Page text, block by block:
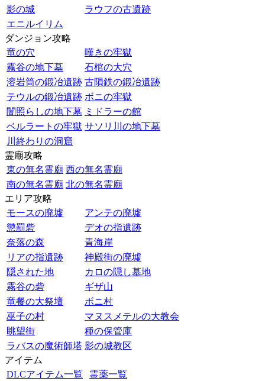
影の城
ラウフの古遺跡
エニルイリム
ダンジョン攻略
竜の穴
嘆きの牢獄
霧谷の地下墓
石棺の大穴
溶岩筒の鍛冶遺跡 古隕鉄の鍛冶遺跡
テウルの鍛冶遺跡 ボニの牢獄
闇照らしの地下墓 ミドラーの館
ベルラートの牢獄 サソリ川の地下墓
川終わりの洞窟
霊廟攻略
東の無名霊廟 西の無名霊廟
南の無名霊廟 北の無名霊廟
エリア攻略
モースの廃墟
アンテの廃墟
懲罰砦
デオの指遺跡
奈落の森
青海岸
リアの指遺跡
神殿街の廃墟
隠された地
カロの隠し墓地
霧谷の砦
ギザ山
竜餐の大祭壇
ボニ村
巫子の村
マヌスメテルの大教会
眺望街
種の保管庫
ラバスの魔術師塔 影の城教区
アイテム
DLCアイテム一覧
霊薬一覧